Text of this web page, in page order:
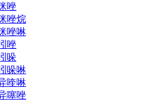
唑
唑烷
唑啉
唑
哚
哚啉
喹啉
噻唑